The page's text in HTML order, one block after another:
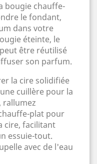
bougie chauffe-
le fondant,
dans votre
éteinte, le
être réutilisé
son parfum.
la cire solidifiée
cuillère pour la
rallumez
plat pour
cire, facilitant
essuie-tout.
avec de l'eau